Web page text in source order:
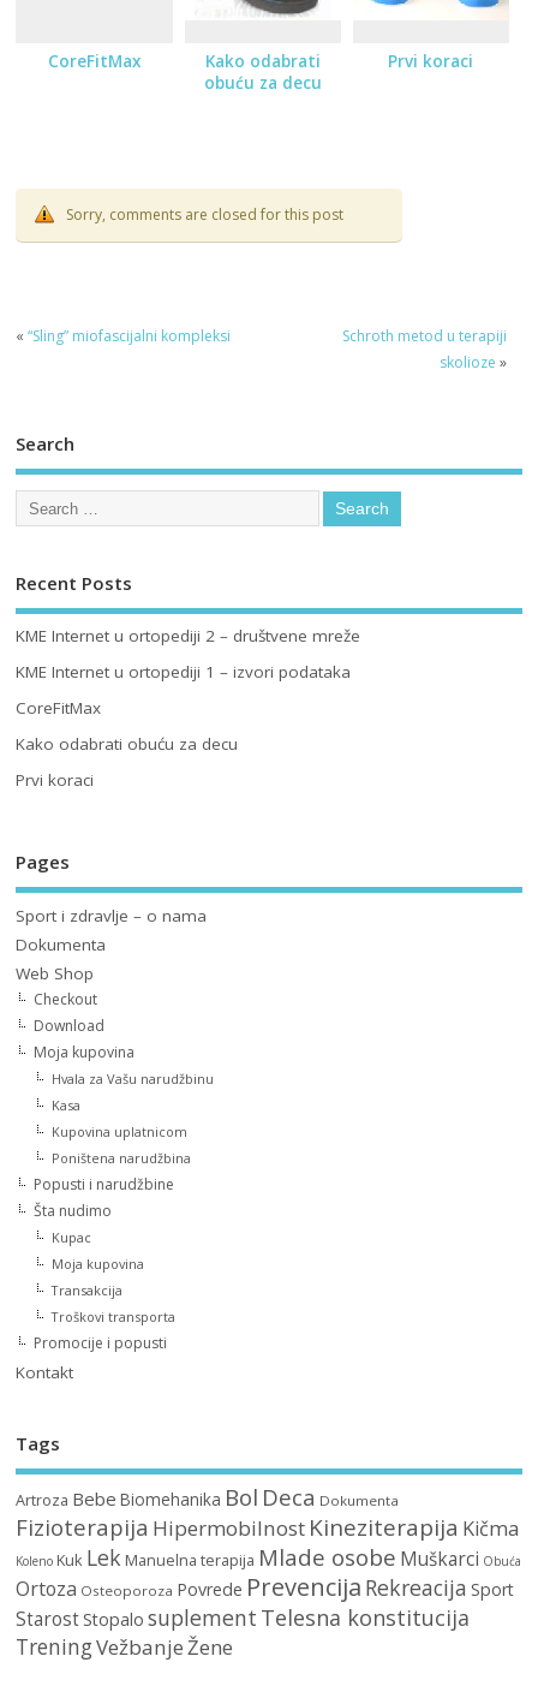
CoreFitMax
Kako odabrati
obuću za decu
Prvi koraci
Sorry, comments are closed for this post
«“Sling” miofascijalni kompleksi
Schroth metod u terapiji
skolioze »
Search
Recent Posts
KME Internet u ortopediji 2 – društvene mreže
KME Internet u ortopediji 1 – izvori podataka
CoreFitMax
Kako odabrati obuću za decu
Prvi koraci
Pages
Sport i zdravlje – o nama
Dokumenta
Web Shop
Checkout
Download
Moja kupovina
Hvala za Vašu narudžbinu
Kasa
Kupovina uplatnicom
Poništena narudžbina
Popusti i narudžbine
Šta nudimo
Kupac
Moja kupovina
Transakcija
Troškovi transporta
Promocije i popusti
Kontakt
Tags
Artroza Bebe Biomehanika Bol Deca Dokumenta
Fizioterapija Hipermobilnost Kineziterapija Kičma
Koleno Kuk Lek Manuelna terapija Mlade osobe Muškarci Obuća
Ortoza Osteoporoza Povrede Prevencija Rekreacija Sport
StarostStopalo suplement Telesna konstitucija
TreningVežbanje Žene